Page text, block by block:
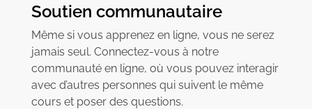
Soutien communautaire
Même si vous apprenez en ligne, vous ne serez
jamais seul. Connectez-vous à notre
communauté en ligne, où vous pouvez interagir
avec d’autres personnes qui suivent le même
cours et poser des questions.